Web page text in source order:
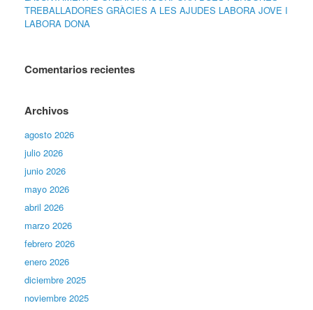
TREBALLADORES GRÀCIES A LES AJUDES LABORA JOVE I
LABORA DONA
Comentarios recientes
Archivos
agosto 2026
julio 2026
junio 2026
mayo 2026
abril 2026
marzo 2026
febrero 2026
enero 2026
diciembre 2025
noviembre 2025